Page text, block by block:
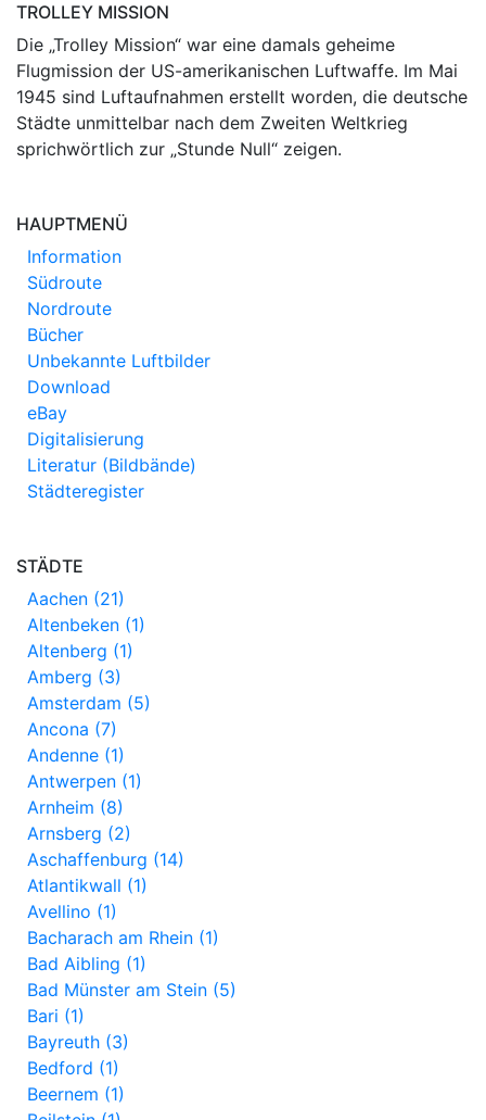
TROLLEY MISSION
Die „Trolley Mission“ war eine damals geheime
Flugmission der US-amerikanischen Luftwaffe. Im Mai
1945 sind Luftaufnahmen erstellt worden, die deutsche
Städte unmittelbar nach dem Zweiten Weltkrieg
sprichwörtlich zur „Stunde Null“ zeigen.
HAUPTMENÜ
Information
Südroute
Nordroute
Bücher
Unbekannte Luftbilder
Download
eBay
Digitalisierung
Literatur (Bildbände)
Städteregister
STÄDTE
Aachen (21)
Altenbeken (1)
Altenberg (1)
Amberg (3)
Amsterdam (5)
Ancona (7)
Andenne (1)
Antwerpen (1)
Arnheim (8)
Arnsberg (2)
Aschaffenburg (14)
Atlantikwall (1)
Avellino (1)
Bacharach am Rhein (1)
Bad Aibling (1)
Bad Münster am Stein (5)
Bari (1)
Bayreuth (3)
Bedford (1)
Beernem (1)